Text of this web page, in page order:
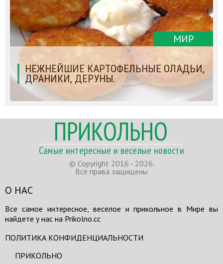
МИР
НЕЖНЕЙШИЕ КАРТОФЕЛЬНЫЕ ОЛАДЬИ,
ДРАНИКИ, ДЕРУНЫ.
ПРИКОЛЬНО
Самые интересные и веселые новости
© Copyright 2016 - 2026.
Все права защищены
О НАС
Все самое интересное, веселое и прикольное в Мире вы
найдете у нас на Prikolno.cc
ПОЛИТИКА КОНФИДЕНЦИАЛЬНОСТИ
ПРИКОЛЬНО